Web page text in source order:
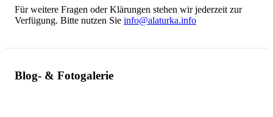
Für weitere Fragen oder Klärungen stehen wir jederzeit zur
Verfügung. Bitte nutzen Sie info@alaturka.info
Blog- & Fotogalerie